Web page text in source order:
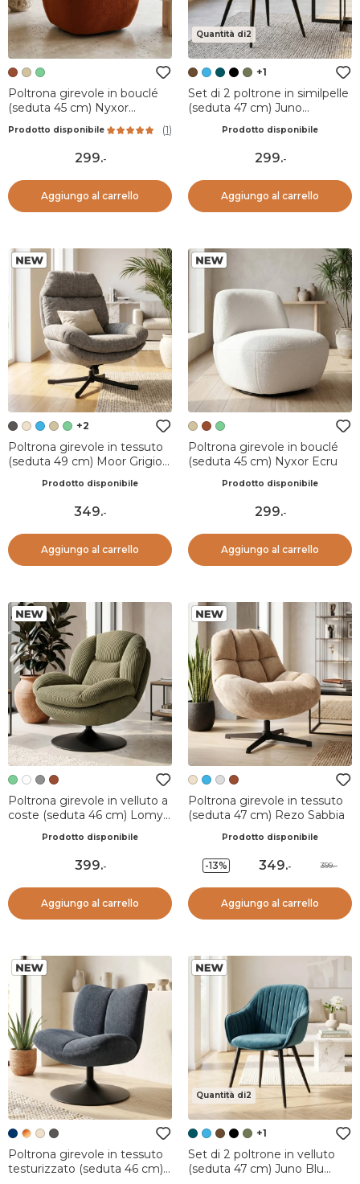
Poltrona girevole in bouclé
(seduta 45 cm) Nyxor
Prodotto disponibile (1)
299.-
Aggiungo al carrello
Quantità di2
+1
Set di 2 poltrone in similpelle
(seduta 47 cm) Juno
Prodotto disponibile
299.-
Aggiungo al carrello
+2
Poltrona girevole in tessuto
(seduta 49 cm) Moor Grigio
Prodotto disponibile
349.-
Aggiungo al carrello
Poltrona girevole in bouclé
(seduta 45 cm) Nyxor Ecru
Prodotto disponibile
299.-
Aggiungo al carrello
Poltrona girevole in velluto a
coste (seduta 46 cm) Lomy
Prodotto disponibile
399.-
Aggiungo al carrello
Poltrona girevole in tessuto
(seduta 47 cm) Rezo Sabbia
Prodotto disponibile
-13% 349.- 399.-
Aggiungo al carrello
Poltrona girevole in tessuto
testurizzato (seduta 46 cm)
Quantità di2
+1
Set di 2 poltrone in velluto
(seduta 47 cm) Juno Blu